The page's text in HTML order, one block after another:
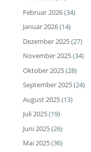
Februar 2026(34)
Januar 2026(14)
Dezember 2025(27)
November 2025(34)
Oktober 2025(28)
September 2025(24)
August 2025(13)
Juli 2025(19)
Juni 2025(26)
Mai 2025(36)